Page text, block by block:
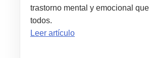
trastorno mental y emocional
todos.
Leer artículo